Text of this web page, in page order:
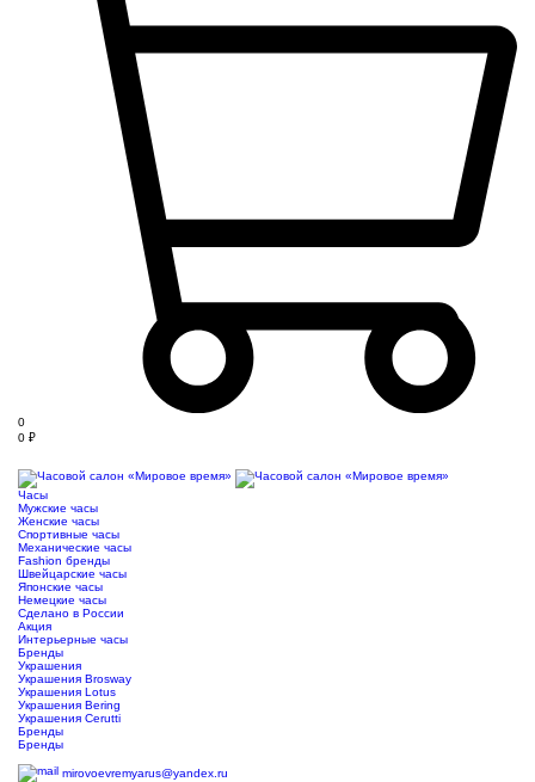
0
0 ₽
Часы
Мужские часы
Женские часы
Спортивные часы
Механические часы
Fashion бренды
Швейцарские часы
Японские часы
Немецкие часы
Сделано в России
Акция
Интерьерные часы
Бренды
Украшения
Украшения Brosway
Украшения Lotus
Украшения Bering
Украшения Cerutti
Бренды
Бренды
mirovoevremyarus@yandex.ru